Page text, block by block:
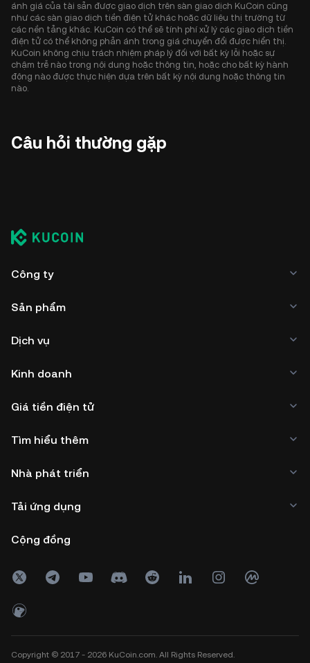
ánh giá của tài sản được giao dịch trên sàn giao dịch KuCoin cũng
như các sàn giao dịch tiền điện tử khác hoặc dữ liệu thị trường từ
các nền tảng khác. KuCoin có thể sẽ tính phí xử lý các giao dịch tiền
điện tử có thể không phản ánh trong giá chuyển đổi được hiển thị.
KuCoin không chịu trách nhiệm pháp lý đối với bất kỳ lỗi hoặc sự
chậm trễ nào trong nội dung hoặc thông tin, hoặc cho bất kỳ hành
động nào được thực hiện dựa trên bất kỳ nội dung hoặc thông tin
nào.
Câu hỏi thường gặp
Công ty
Sản phẩm
Dịch vụ
Kinh doanh
Giá tiền điện tử
Tìm hiểu thêm
Nhà phát triển
Tải ứng dụng
Cộng đồng
Copyright © 2017 - 2026 KuCoin.com. All Rights Reserved.